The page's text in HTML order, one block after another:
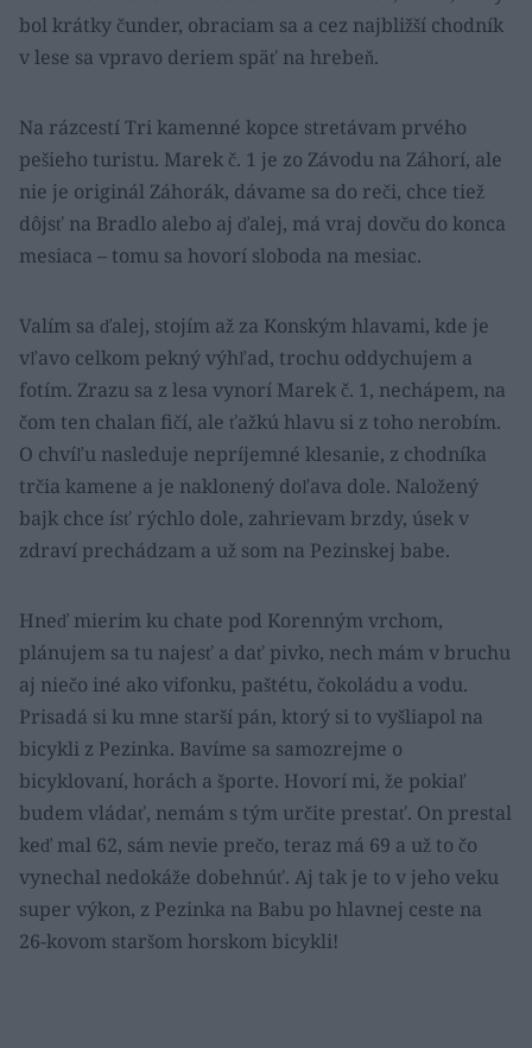
bol krátky čunder, obraciam sa a cez najbližší chodník
v lese sa vpravo deriem späť na hrebeň.
Na rázcestí Tri kamenné kopce stretávam prvého
pešieho turistu. Marek č. 1 je zo Závodu na Záhorí, ale
nie je originál Záhorák, dávame sa do reči, chce tiež
dôjsť na Bradlo alebo aj ďalej, má vraj dovču do konca
mesiaca – tomu sa hovorí sloboda na mesiac.
Valím sa ďalej, stojím až za Konským hlavami, kde je
vľavo celkom pekný výhľad, trochu oddychujem a
fotím. Zrazu sa z lesa vynorí Marek č. 1, nechápem, na
čom ten chalan fičí, ale ťažkú hlavu si z toho nerobím.
O chvíľu nasleduje nepríjemné klesanie, z chodníka
trčia kamene a je naklonený doľava dole. Naložený
bajk chce ísť rýchlo dole, zahrievam brzdy, úsek v
zdraví prechádzam a už som na Pezinskej babe.
Hneď mierim ku chate pod Korenným vrchom,
plánujem sa tu najesť a dať pivko, nech mám v bruchu
aj niečo iné ako vifonku, paštétu, čokoládu a vodu.
Prisadá si ku mne starší pán, ktorý si to vyšliapol na
bicykli z Pezinka. Bavíme sa samozrejme o
bicyklovaní, horách a športe. Hovorí mi, že pokiaľ
budem vládať, nemám s tým určite prestať. On prestal
keď mal 62, sám nevie prečo, teraz má 69 a už to čo
vynechal nedokáže dobehnúť. Aj tak je to v jeho veku
super výkon, z Pezinka na Babu po hlavnej ceste na
26-kovom staršom horskom bicykli!